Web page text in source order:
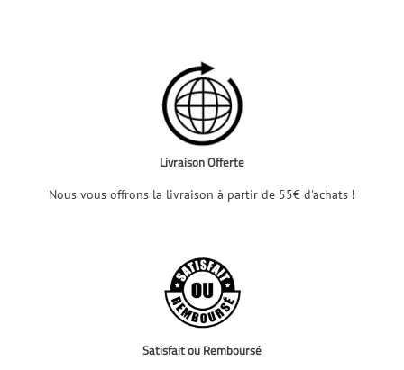
Livraison Offerte
Nous vous offrons la livraison à partir de 55€ d'achats !
Satisfait ou Remboursé